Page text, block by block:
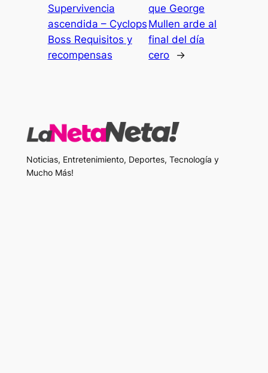
Supervivencia
ascendida – Cyclops
Boss Requisitos y
recompensas
que George
Mullen arde al
final del día
cero
→
Noticias, Entretenimiento, Deportes, Tecnología y
Mucho Más!